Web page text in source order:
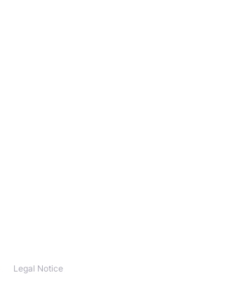
Legal Notice